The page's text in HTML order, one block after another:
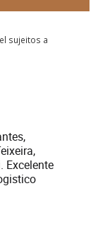
sujeitos a
Excelente